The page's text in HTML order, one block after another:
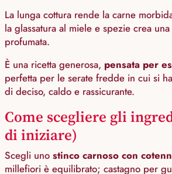
La lunga cottura rende la carne
la glassatura al miele e spezie crea
profumata.
È una ricetta generosa, pensata per
perfetta per le serate fredde in cui si
di deciso, caldo e rassicurante.
Come scegliere gli
di iniziare)
Scegli uno stinco carnoso con
millefiori è equilibrato; castagno per